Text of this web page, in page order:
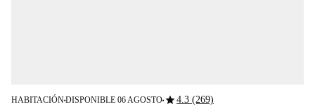
HABITACIÓN■DISPONIBLE 06 AGOSTO■star4.3 (269)